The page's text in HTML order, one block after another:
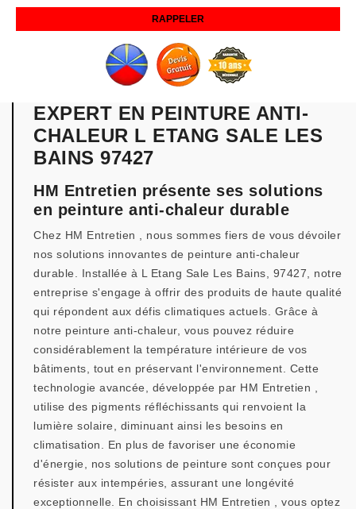
EXPERT EN PEINTURE ANTI-
CHALEUR L ETANG SALE LES
BAINS 97427
HM Entretien présente ses solutions
en peinture anti-chaleur durable
Chez HM Entretien , nous sommes fiers de vous dévoiler
nos solutions innovantes de peinture anti-chaleur
durable. Installée à L Etang Sale Les Bains, 97427, notre
entreprise s'engage à offrir des produits de haute qualité
qui répondent aux défis climatiques actuels. Grâce à
notre peinture anti-chaleur, vous pouvez réduire
considérablement la température intérieure de vos
bâtiments, tout en préservant l'environnement. Cette
technologie avancée, développée par HM Entretien ,
utilise des pigments réfléchissants qui renvoient la
lumière solaire, diminuant ainsi les besoins en
climatisation. En plus de favoriser une économie
d'énergie, nos solutions de peinture sont conçues pour
résister aux intempéries, assurant une longévité
exceptionnelle. En choisissant HM Entretien , vous optez